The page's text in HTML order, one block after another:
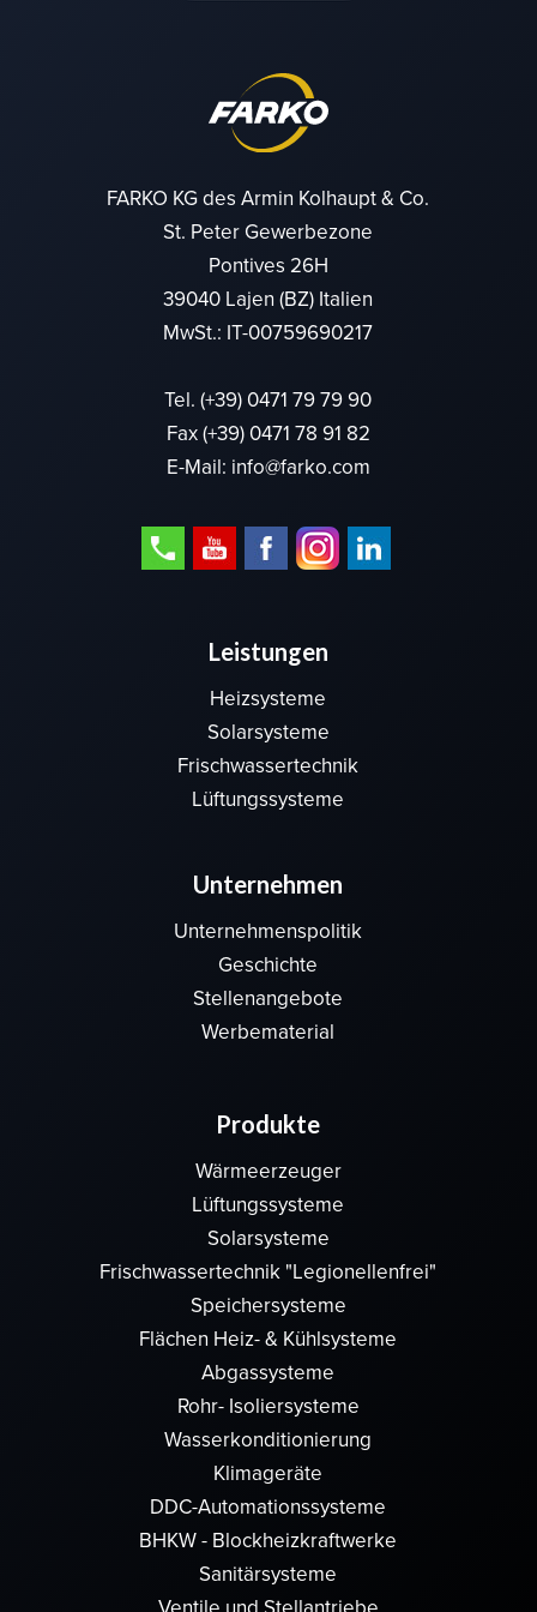
FARKO KG des Armin Kolhaupt & Co.
St. Peter Gewerbezone
Pontives 26H
39040 Lajen (BZ) Italien
MwSt.: IT-00759690217
Tel.(+39) 0471 79 79 90
Fax (+39) 0471 78 91 82
E-Mail: info@farko.com
Leistungen
Heizsysteme
Solarsysteme
Frischwassertechnik
Lüftungssysteme
Unternehmen
Unternehmenspolitik
Geschichte
Stellenangebote
Werbematerial
Produkte
Wärmeerzeuger
Lüftungssysteme
Solarsysteme
Frischwassertechnik "Legionellenfrei"
Speichersysteme
Flächen Heiz- & Kühlsysteme
Abgassysteme
Rohr- Isoliersysteme
Wasserkonditionierung
Klimageräte
DDC-Automationssysteme
BHKW - Blockheizkraftwerke
Sanitärsysteme